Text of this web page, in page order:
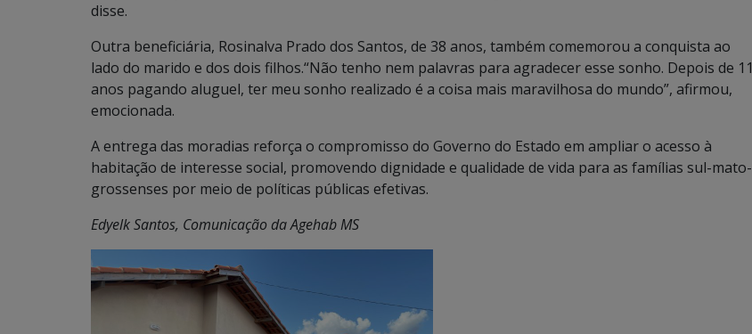
disse.
Outra beneficiária, Rosinalva Prado dos Santos, de 38 anos, também comemorou a conquista ao
lado do marido e dos dois filhos.“Não tenho nem palavras para agradecer esse sonho. Depois de 11
anos pagando aluguel, ter meu sonho realizado é a coisa mais maravilhosa do mundo”, afirmou,
emocionada.
A entrega das moradias reforça o compromisso do Governo do Estado em ampliar o acesso à
habitação de interesse social, promovendo dignidade e qualidade de vida para as famílias sul-mato-
grossenses por meio de políticas públicas efetivas.
Edyelk Santos, Comunicação da Agehab MS